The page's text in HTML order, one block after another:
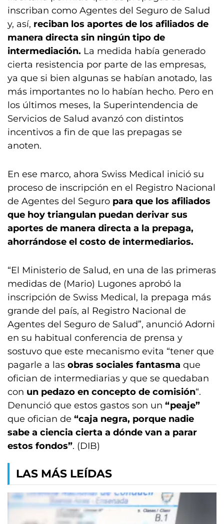
inscriban como Agentes del Seguro de Salud
y, así, reciban los aportes de los afiliados de
manera directa sin ningún tipo de
intermediación. La medida había generado
cierta resistencia por parte de las empresas,
ya que si bien algunas se habían anotado, las
más importantes no lo habían hecho. Pero en
los últimos meses, la Superintendencia de
Servicios de Salud avanzó con distintos
incentivos a fin de que las prepagas se
anoten.
En ese marco, ahora Swiss Medical inició su
proceso de inscripción en el Registro Nacional
de Agentes del Seguro para que los afiliados
que hoy triangulan puedan derivar sus
aportes de manera directa a la prepaga,
ahorrándose el costo de intermediarios.
“El Ministerio de Salud, en una de las primeras
medidas de (Mario) Lugones aprobó la
inscripción de Swiss Medical, la prepaga más
grande del país, al Registro Nacional de
Agentes del Seguro de Salud”, anunció Adorni
en su habitual conferencia de prensa y
sostuvo que este mecanismo evita “tener que
pagarle a las obras sociales fantasma que
ofician de intermediarias y que se quedaban
con un pedazo en concepto de comisión“.
Denunció que estos gastos son un “peaje”
que ofician de “caja negra, porque nadie
sabe a ciencia cierta a dónde van a parar
estos fondos”. (DIB)
LAS MÁS LEÍDAS